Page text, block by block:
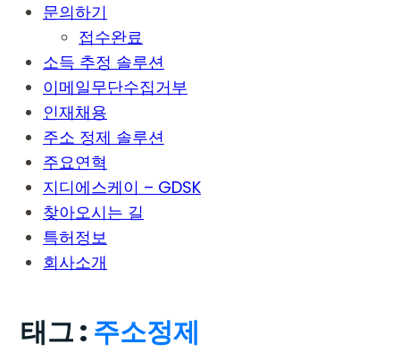
문의하기
접수완료
소득 추정 솔루션
이메일무단수집거부
인재채용
주소 정제 솔루션
주요연혁
지디에스케이 – GDSK
찾아오시는 길
특허정보
회사소개
태그 : 주소정제